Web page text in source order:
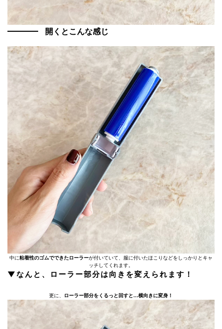
開くとこんな感じ
中に粘着性のゴムでできたローラーが付いていて、服に付いたほこりなどをしっかりとキャ
ッチしてくれます。
▼なんと、ローラー部分は向きを変えられます！
更に、 ローラー部分をくるっと回すと…横向きに変身！